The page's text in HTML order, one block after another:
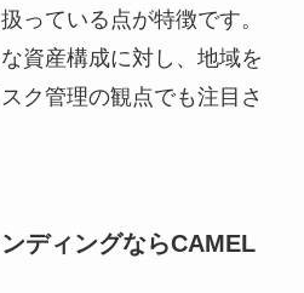
っている点が特徴です。
資産構成に対し、地域を
ク管理の観点でも注目さ
ディングならCAMEL